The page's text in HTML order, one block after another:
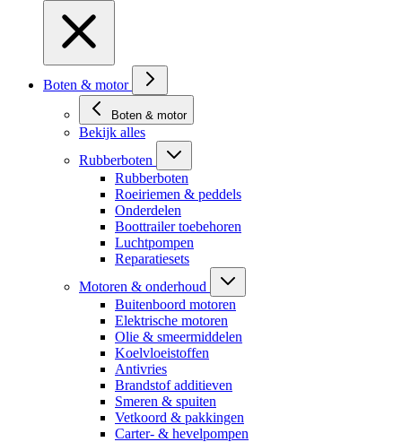
Boten & motor
Boten & motor
Bekijk alles
Rubberboten
Rubberboten
Roeiriemen & peddels
Onderdelen
Boottrailer toebehoren
Luchtpompen
Reparatiesets
Motoren & onderhoud
Buitenboord motoren
Elektrische motoren
Olie & smeermiddelen
Koelvloeistoffen
Antivries
Brandstof additieven
Smeren & spuiten
Vetkoord & pakkingen
Carter- & hevelpompen